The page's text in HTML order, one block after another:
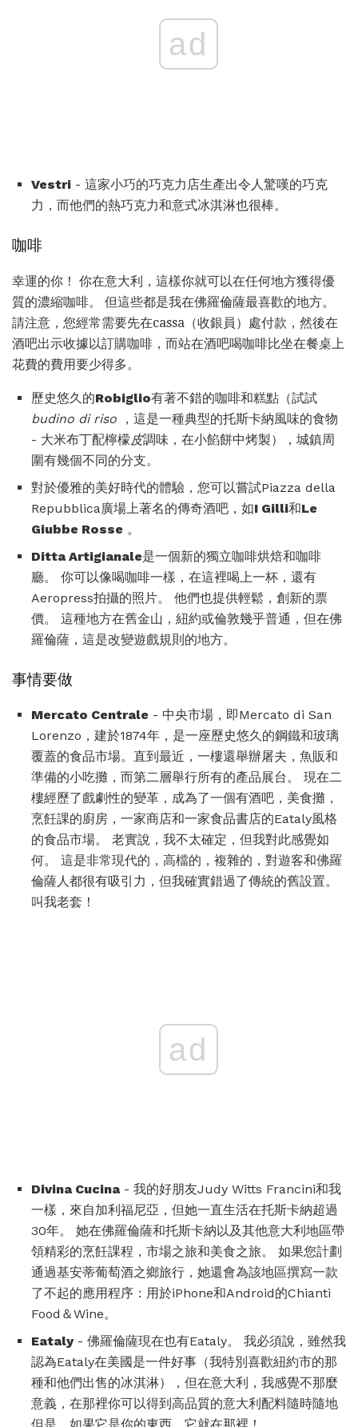
ad
Vestri - 這家小巧的巧克力店生產出令人驚嘆的巧克
力，而他們的熱巧克力和意式冰淇淋也很棒。
咖啡
幸運的你！ 你在意大利，這樣你就可以在任何地方獲得優
質的濃縮咖啡。 但這些都是我在佛羅倫薩最喜歡的地方。
請注意，您經常需要先在cassa（收銀員）處付款，然後在
酒吧出示收據以訂購咖啡，而站在酒吧喝咖啡比坐在餐桌上
花費的費用要少得多。
歷史悠久的Robiglio有著不錯的咖啡和糕點（試試
budino di riso ，這是一種典型的托斯卡納風味的食物
- 大米布丁配檸檬皮調味，在小餡餅中烤製），城鎮周
圍有幾個不同的分支。
對於優雅的美好時代的體驗，您可以嘗試Piazza della
Repubblica廣場上著名的傳奇酒吧，如I Gilli和Le
Giubbe Rosse 。
Ditta Artigianale是一個新的獨立咖啡烘焙和咖啡
廳。 你可以像喝咖啡一樣，在這裡喝上一杯，還有
Aeropress拍攝的照片。 他們也提供輕鬆，創新的票
價。 這種地方在舊金山，紐約或倫敦幾乎普通，但在佛
羅倫薩，這是改變遊戲規則的地方。
事情要做
Mercato Centrale - 中央市場，即Mercato di San
Lorenzo，建於1874年，是一座歷史悠久的鋼鐵和玻璃
覆蓋的食品市場。直到最近，一樓還舉辦屠夫，魚販和
準備的小吃攤，而第二層舉行所有的產品展台。 現在二
樓經歷了戲劇性的變革，成為了一個有酒吧，美食攤，
烹飪課的廚房，一家商店和一家食品書店的Eataly風格
的食品市場。 老實說，我不太確定，但我對此感覺如
何。 這是非常現代的，高檔的，複雜的，對遊客和佛羅
倫薩人都很有吸引力，但我確實錯過了傳統的舊設置。
叫我老套！
ad
Divina Cucina- 我的好朋友Judy Witts Francini和我
一樣，來自加利福尼亞，但她一直生活在托斯卡納超過
30年。 她在佛羅倫薩和托斯卡納以及其他意大利地區帶
領精彩的烹飪課程，市場之旅和美食之旅。 如果您計劃
通過基安蒂葡萄酒之鄉旅行，她還會為該地區撰寫一款
了不起的應用程序：用於iPhone和Android的Chianti
Food＆Wine。
Eataly- 佛羅倫薩現在也有Eataly。 我必須說，雖然我
認為Eataly在美國是一件好事（我特別喜歡紐約市的那
種和他們出售的冰淇淋），但在意大利，我感覺不那麼
意義，在那裡你可以得到高品質的意大利配料隨時隨地